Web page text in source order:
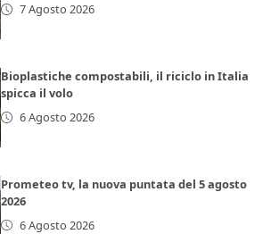
7 Agosto 2026
Bioplastiche compostabili, il riciclo in Italia
spicca il volo
6 Agosto 2026
Prometeo tv, la nuova puntata del 5 agosto
2026
6 Agosto 2026